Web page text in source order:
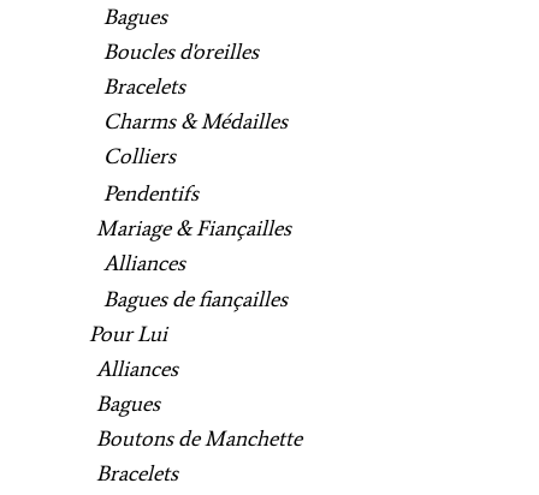
Bagues
Boucles d'oreilles
Bracelets
Charms & Médailles
Colliers
Pendentifs
Mariage & Fiançailles
Alliances
Bagues de fiançailles
Pour Lui
Alliances
Bagues
Boutons de Manchette
Bracelets